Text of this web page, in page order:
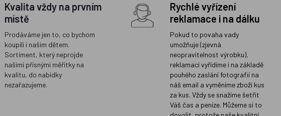
Kvalita vždy na prvním
místě
Prodáváme jen to, co bychom
koupili i našim dětem.
Sortiment, který neprojde
našimi přísnými měřítky na
kvalitu, do nabídky
nezařazujeme.
Rychlé vyřízení
reklamace i na dálku
Pokud to povaha vady
umožňuje (zjevná
neopravitelnost výrobku),
reklamaci vyřídíme i na základě
pouhého zaslání fotografií na
náš email a vyměníme zboží kus
za kus. Vždy se snažíme šetřit
Váš čas a peníze. Můžeme si to